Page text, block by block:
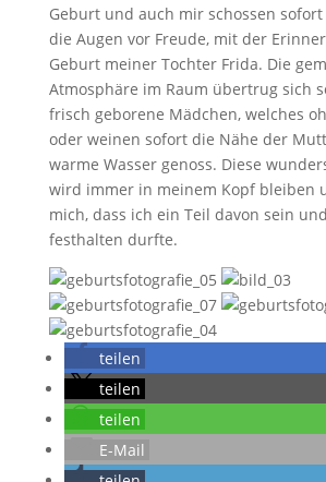
Geburt und auch mir schossen
die Augen vor Freude, mit der
Geburt meiner Tochter Frida. Die
Atmosphäre im Raum übertrug sich
frisch geborene Mädchen, welches
oder weinen sofort die Nähe der
warme Wasser genoss. Diese
wird immer in meinem Kopf bleiben
mich, dass ich ein Teil davon sein
festhalten durfte.
teilen
teilen
teilen
E-Mail